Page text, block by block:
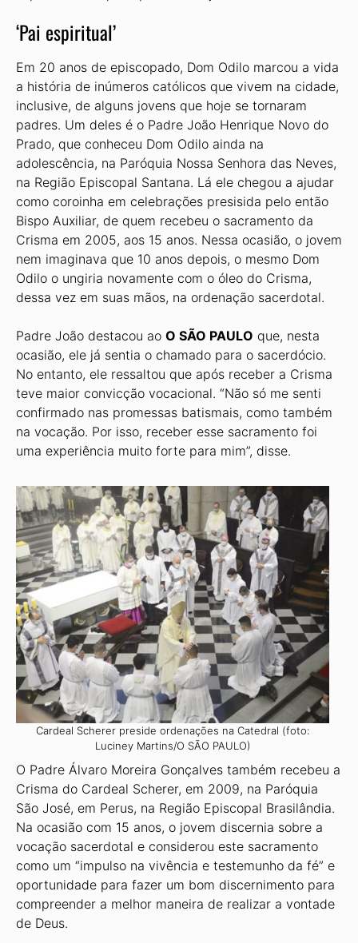
‘Pai espiritual’
Em 20 anos de episcopado, Dom Odilo marcou a vida
a história de inúmeros católicos que vivem na cidade,
inclusive, de alguns jovens que hoje se tornaram
padres. Um deles é o Padre João Henrique Novo do
Prado, que conheceu Dom Odilo ainda na
adolescência, na Paróquia Nossa Senhora das Neves,
na Região Episcopal Santana. Lá ele chegou a ajudar
como coroinha em celebrações presisida pelo então
Bispo Auxiliar, de quem recebeu o sacramento da
Crisma em 2005, aos 15 anos. Nessa ocasião, o jovem
nem imaginava que 10 anos depois, o mesmo Dom
Odilo o ungiria novamente com o óleo do Crisma,
dessa vez em suas mãos, na ordenação sacerdotal.
Padre João destacou ao O SÃO PAULO que, nesta
ocasião, ele já sentia o chamado para o sacerdócio.
No entanto, ele ressaltou que após receber a Crisma
teve maior convicção vocacional. “Não só me senti
confirmado nas promessas batismais, como também
na vocação. Por isso, receber esse sacramento foi
uma experiência muito forte para mim”, disse.
Cardeal Scherer preside ordenações na Catedral (foto:
Luciney Martins/O SÃO PAULO)
O Padre Álvaro Moreira Gonçalves também recebeu a
Crisma do Cardeal Scherer, em 2009, na Paróquia
São José, em Perus, na Região Episcopal Brasilândia.
Na ocasião com 15 anos, o jovem discernia sobre a
vocação sacerdotal e considerou este sacramento
como um “impulso na vivência e testemunho da fé” e
oportunidade para fazer um bom discernimento para
compreender a melhor maneira de realizar a vontade
de Deus.